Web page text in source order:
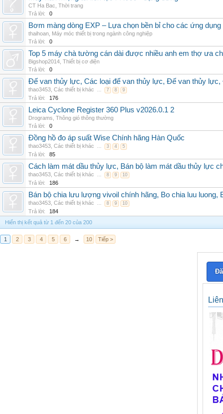
CT Ha Bac Thời trang
Trả lời:
0
Bơm màng dòng EXP – Lựa chọn bền bỉ cho các ứng
thaihoan Máy móc thiết bị trong ngành công nghiệp
Trả lời:
0
Top 5 máy chà tường cán dài được nhiều anh em thợ ưa
Bigshop2014 Thiết bị cơ điện
Trả lời:
0
Đế van thủy lực, Các loại đế van thủy lực, Đế van thủy
thao3453 Các thiết bị khác ... 7 8 9
Trả lời: 176
Leica Cyclone Register 360 Plus v2026.0.1 2
Drograms Thông gió thông thường
Trả lời:
0
Đồng hồ đo áp suất Wise Chính hãng Hàn Quốc
thao3453 Các thiết bị khác ... 3 4 5
Trả lời: 85
Cách làm mát dầu thủy lực, Bán bộ làm mát dầu thủy lực
thao3453 Các thiết bị khác ... 8 9 10
Trả lời: 186
Bán bộ chia lưu lượng vivoil chính hãng, Bo chia luu
thao3453 Các thiết bị khác ... 8 9 10
Trả lời:
184
Hiển thị kết quả từ 1 đến 20 của 200
1 2 3 4 5 6 → 10 Tiếp >